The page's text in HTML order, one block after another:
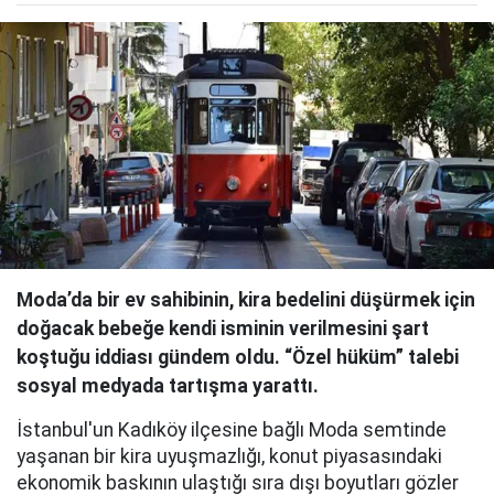
Moda’da bir ev sahibinin, kira bedelini düşürmek için
doğacak bebeğe kendi isminin verilmesini şart
koştuğu iddiası gündem oldu. “Özel hüküm” talebi
sosyal medyada tartışma yarattı.
İstanbul'un Kadıköy ilçesine bağlı Moda semtinde
yaşanan bir kira uyuşmazlığı, konut piyasasındaki
ekonomik baskının ulaştığı sıra dışı boyutları gözler